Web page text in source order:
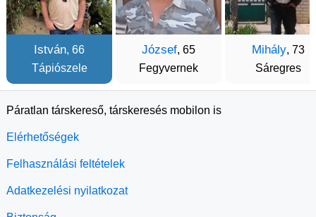
István, 66
Tápiószele
József, 65
Fegyvernek
Mihály, 73
Sáregres
Páratlan társkereső, társkeresés mobilon is
Elérhetőségek
Felhasználási feltételek
Adatkezelési nyilatkozat